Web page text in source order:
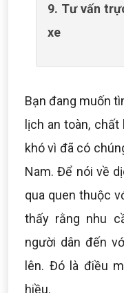
9. Tư vấn
xe
Bạn đang muốn
lịch an toàn,
khó vì đã có
Nam. Để nói về
qua quen thuộc
thấy rằng nhu
người dân đến
lên. Đó là điều
hiều.